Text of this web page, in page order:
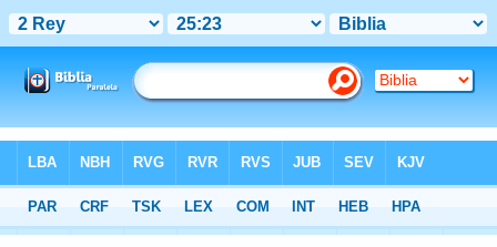
>2 Reyes Capítulo 25 > Verso 23